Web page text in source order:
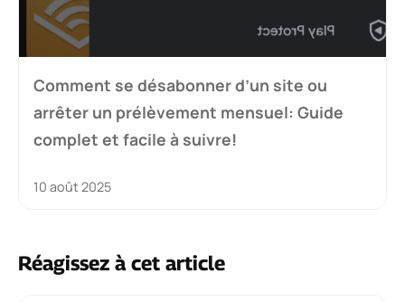
Comment se désabonner d’un site ou
arrêter un prélèvement mensuel: Guide
complet et facile à suivre!
10 août 2025
Réagissez à cet article